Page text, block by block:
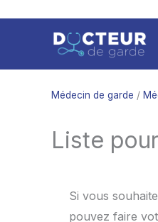
contenu
Médecin de garde /
Liste
Si vous
pouvez faire